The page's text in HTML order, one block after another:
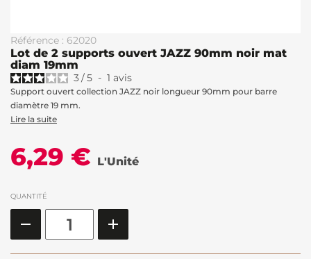
Référence : 62020
Lot de 2 supports ouvert JAZZ 90mm noir mat
diam 19mm
3/5 - 1 avis
Support ouvert collection JAZZ noir longueur 90mm pour barre
diamètre 19 mm.
Lire la suite
6,29 € L'Unité
QUANTITÉ